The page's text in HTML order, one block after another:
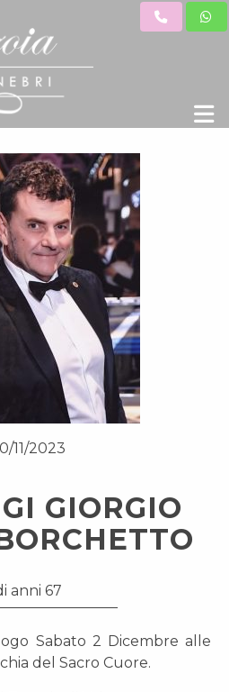
11/2023
GIORGIO
anni 67
Sabato 2 Dicembre alle
del Sacro Cuore.